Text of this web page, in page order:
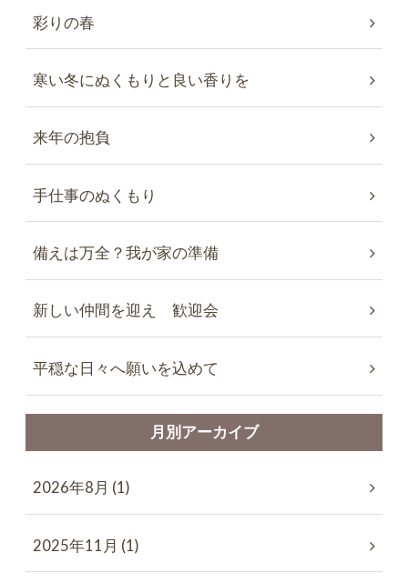
彩りの春
寒い冬にぬくもりと良い香りを
来年の抱負
手仕事のぬくもり
備えは万全？我が家の準備
新しい仲間を迎え 歓迎会
平穏な日々へ願いを込めて
月別アーカイブ
2026年8月 (1)
2025年11月 (1)